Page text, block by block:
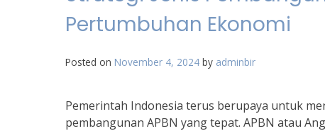
Pertumbuhan Ekonomi
Posted on November 4, 2024 by adminbir
Pemerintah Indonesia terus berupaya untuk
pembangunan APBN yang tepat. APBN atau